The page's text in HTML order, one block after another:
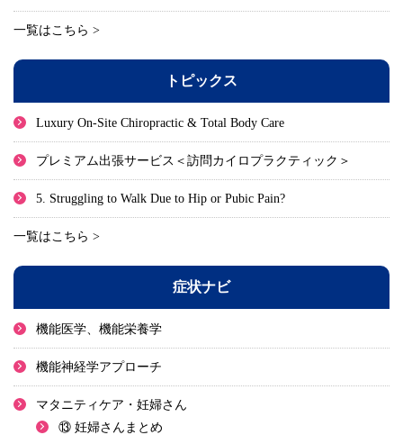
一覧はこちら >
トピックス
Luxury On-Site Chiropractic & Total Body Care
プレミアム出張サービス＜訪問カイロプラクティック＞
5. Struggling to Walk Due to Hip or Pubic Pain?
一覧はこちら >
症状ナビ
機能医学、機能栄養学
機能神経学アプローチ
マタニティケア・妊婦さん
⑬ 妊婦さんまとめ